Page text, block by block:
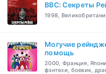
BBC: Секреты
1998,
Могучие
помощь
2000, Франция,
фэнтези, боевик,